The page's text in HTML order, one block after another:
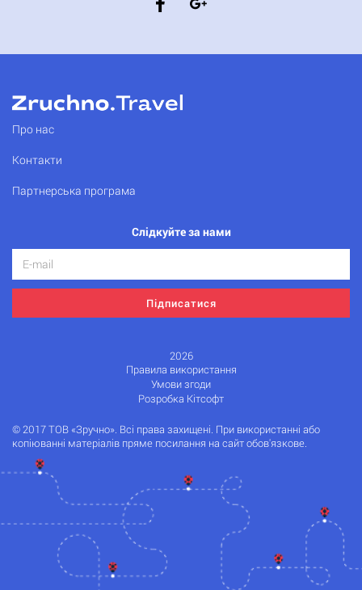
Про нас
Контакти
Партнерська програма
Слідкуйте за нами
Підписатися
2026
Правила використання
Умови згоди
Розробка Кітсофт
© 2017 ТОВ «Зручно». Всі права захищені. При використанні або
копіюванні матеріалів пряме посилання на сайт обов'язкове.